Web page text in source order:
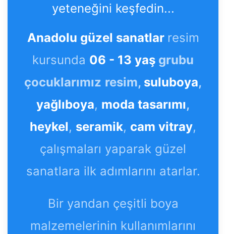
yeteneğini keşfedin...
Anadolu güzel sanatlar resim
kursunda 06 - 13 yaş grubu
çocuklarımız resim, suluboya,
yağlıboya, moda tasarımı,
heykel, seramik, cam vitray,
çalışmaları yaparak güzel
sanatlara ilk adımlarını atarlar.
Bir yandan çeşitli boya
malzemelerinin kullanımlarını